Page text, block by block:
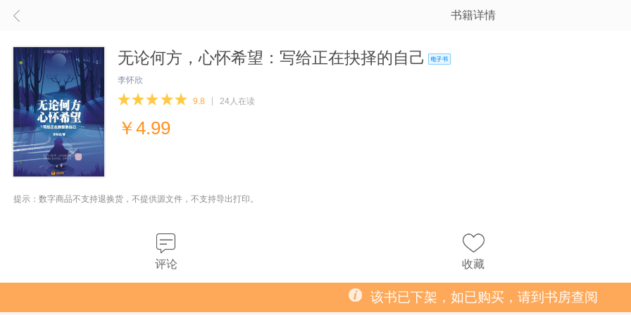
书籍详情
无论何方，心怀希望：写给正在抉择的自己
李怀欣
9.8 24人在读
￥4.99
提示：数字商品不支持退换货，不提供源文件，不支持导出打印。
评论 收藏
该书已下架，如已购买，请到书房查阅